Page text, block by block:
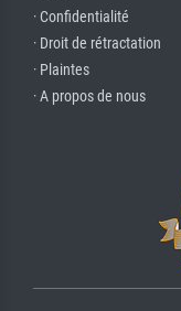
· Confidentialité
· Droit de rétractation
· Plaintes
· A propos de nous